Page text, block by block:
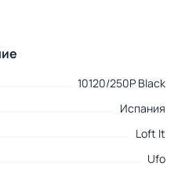
10120/250P Black
Испания
Loft It
Ufo